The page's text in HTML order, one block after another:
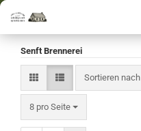
Senft Brennerei
Sortieren nach
Sortieren nach
8 pro Seite
pro Seite